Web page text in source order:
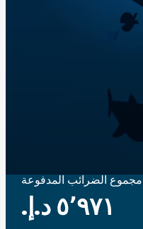
مجموع الضرائب المدفوعة